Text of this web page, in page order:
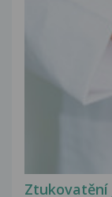
Ztukovatění